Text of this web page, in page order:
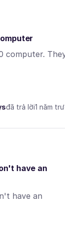
computer.
đã trả lời1 năm
have an
have an